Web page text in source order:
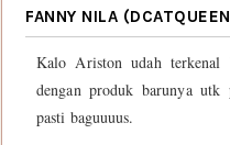
FANNY NILA
Kalo Ariston udah terkenal
dengan produk barunya utk
pasti baguuuus.